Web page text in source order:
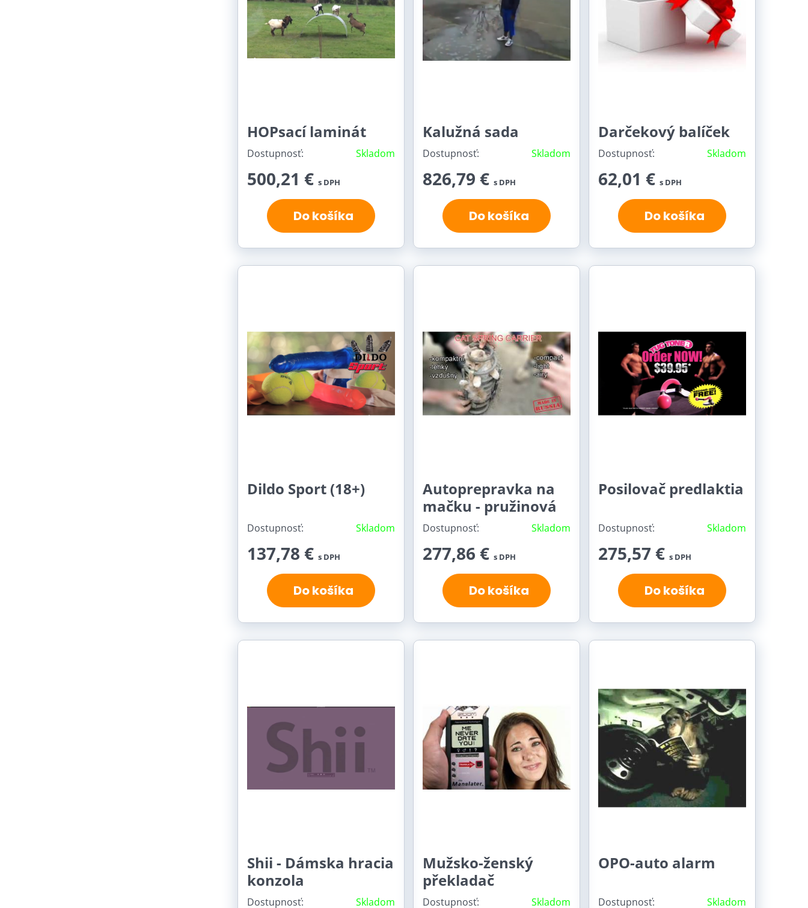
HOPsací laminát
Dostupnosť: Skladom
500,21 € s DPH
Do košíka
Kalužná sada
Dostupnosť: Skladom
826,79 € s DPH
Do košíka
Darčekový balíček
Dostupnosť: Skladom
62,01 € s DPH
Do košíka
Dildo Sport (18+)
Dostupnosť: Skladom
137,78 € s DPH
Do košíka
Autoprepravka na
mačku - pružinová
Dostupnosť: Skladom
277,86 € s DPH
Do košíka
Posilovač predlaktia
Dostupnosť: Skladom
275,57 € s DPH
Do košíka
Shii - Dámska hracia
konzola
Dostupnosť: Skladom
Mužsko-ženský
překladač
Dostupnosť: Skladom
OPO-auto alarm
Dostupnosť: Skladom